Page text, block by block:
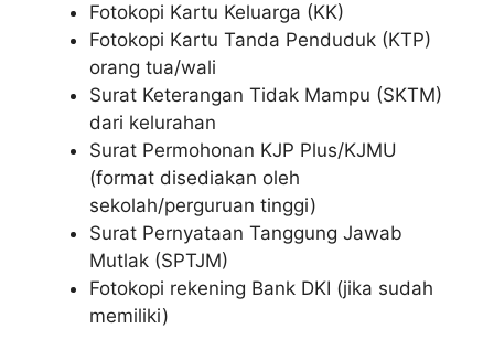
Fotokopi Kartu Keluarga (KK)
Fotokopi Kartu Tanda Penduduk (KTP)
orang tua/wali
Surat Keterangan Tidak Mampu (SKTM)
dari kelurahan
Surat Permohonan KJP Plus/KJMU
(format disediakan oleh
sekolah/perguruan tinggi)
Surat Pernyataan Tanggung Jawab
Mutlak (SPTJM)
Fotokopi rekening Bank DKI (jika sudah
memiliki)